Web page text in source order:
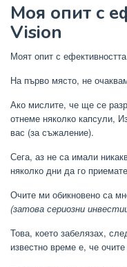
Моя опит с
Vision
Моят опит с
На първо място, не
Ако мислите, че ще се
отнеме няколко капсули,
вас (за съжаление).
Сега, аз не са имали
няколко дни да го
Очите ми обикновено са
(затова сериозни
Това, което забелязах,
известно време е, че